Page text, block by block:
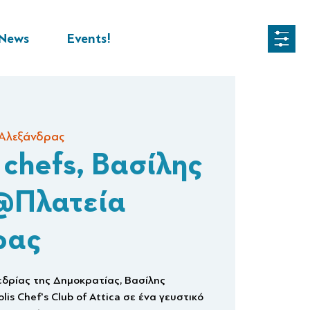
Events!
Βασίλης
της Δημοκρατίας, Βασίλης
Chef's Club of Attica σε ένα γευστικό